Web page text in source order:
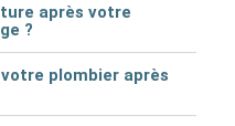
après votre
?
plombier après